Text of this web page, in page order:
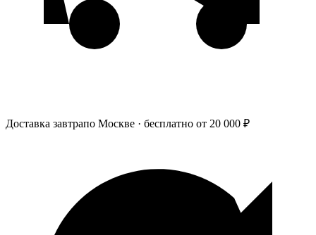
Доставка завтрапо Москве · бесплатно от 20 000 ₽